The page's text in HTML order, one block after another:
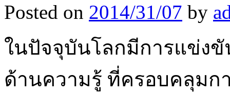
Posted on 2014/31/07 by
ในปัจจุบันโลกมีการแข่ง
ด้านความรู้ ที่ครอบคลุมก